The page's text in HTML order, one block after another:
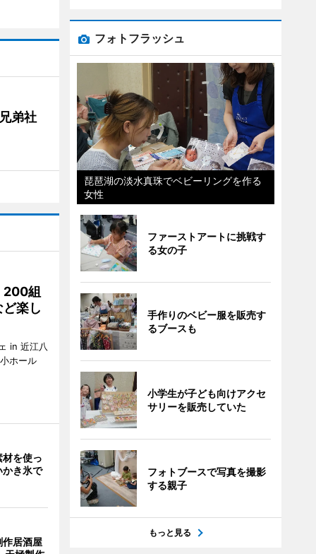
弟社
200組
楽し
in 近江八
ホール
を使っ
き氷で
作居酒屋
フォトフラッシュ
琵琶湖の淡水真珠でベビーリングを作る
女性
ファーストアートに挑戦す
る女の子
手作りのベビー服を販売す
るブースも
小学生が子ども向けアクセ
サリーを販売していた
フォトブースで写真を撮影
する親子
もっと見る